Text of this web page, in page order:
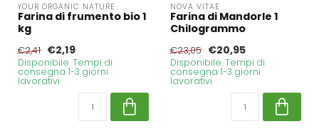
YOUR ORGANIC NATURE
Farina di frumento bio 1
kg
€2,41 €2,19
Disponibile. Tempi di
consegna 1-3 giorni
lavorativi
NOVA VITAE
Farina di Mandorle 1
Chilogrammo
€23,05 €20,95
Disponibile. Tempi di
consegna 1-3 giorni
lavorativi